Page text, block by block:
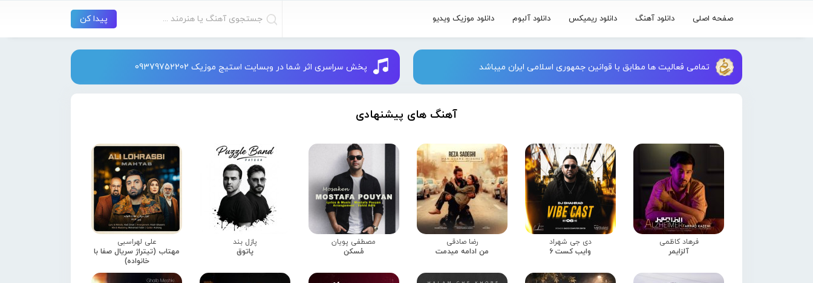
صفحه اصلی دانلود آهنگ دانلود ریمیکس دانلود آلبوم دانلود موزیک ویدیو
تمامی فعالیت ها مطابق با قوانین جمهوری اسلامی ایران میباشد پخش سراسری اثر شما در وبسایت استیج موزیک 09379752202
آهنگ های پیشنهادی
فرهاد کاظمی
آلزایمر
دی جی شهراد
وایب کست 6
رضا صادقی
من ادامه میدمت
مصطفی پویان
مُسکن
پازل بند
پاتوق
علی لهراسبی
مهتاب (تیتراژ سریال صفا با
خانواده)